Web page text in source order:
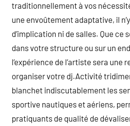
traditionnellement à vos
une envoûtement adaptative, il
d’implication ni de salles. Que ce
dans votre structure ou sur un
l’expérience de l’artiste sera une
organiser votre dj.Activité
blanchet indiscutablement les
sportive nautiques et aériens,
pratiquants de qualité de